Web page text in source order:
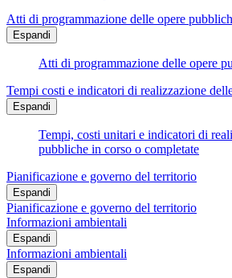
Atti di programmazione delle opere
Espandi
Atti di programmazione delle opere
Tempi costi e indicatori di realizzazione
Espandi
Tempi, costi unitari e indicatori di
pubbliche in corso o completate
Pianificazione e governo del territorio
Espandi
Pianificazione e governo del territorio
Informazioni ambientali
Espandi
Informazioni ambientali
Espandi